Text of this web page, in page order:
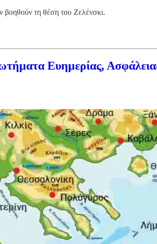
βοηθούν τη θέση του Ζελένσκι.
Ευημερίας,